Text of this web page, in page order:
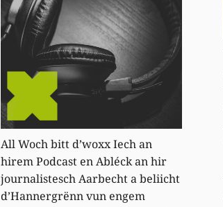
All Woch bitt d’woxx Iech an
hirem Podcast en Abléck an hir
journalistesch Aarbecht a beliicht
d’Hannergrënn vun engem